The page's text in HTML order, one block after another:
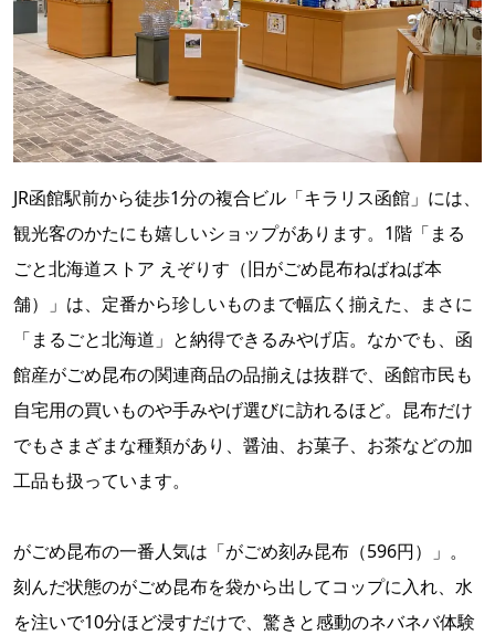
JR函館駅前から徒歩1分の複合ビル「キラリス函館」には、
観光客のかたにも嬉しいショップがあります。1階「まる
ごと北海道ストア えぞりす（旧がごめ昆布ねばねば本
舗）」は、定番から珍しいものまで幅広く揃えた、まさに
「まるごと北海道」と納得できるみやげ店。なかでも、函
館産がごめ昆布の関連商品の品揃えは抜群で、函館市民も
自宅用の買いものや手みやげ選びに訪れるほど。昆布だけ
でもさまざまな種類があり、醤油、お菓子、お茶などの加
工品も扱っています。
がごめ昆布の一番人気は「がごめ刻み昆布（596円）」。
刻んだ状態のがごめ昆布を袋から出してコップに入れ、水
を注いで10分ほど浸すだけで、驚きと感動のネバネバ体験